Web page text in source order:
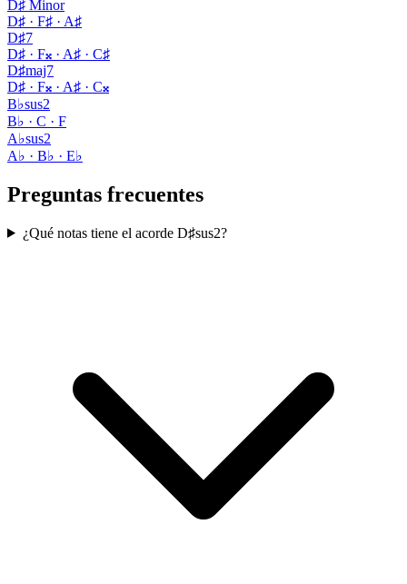
D♯ Minor
D♯ · F♯ · A♯
D♯7
D♯ · F𝄪 · A♯ · C♯
D♯maj7
D♯ · F𝄪 · A♯ · C𝄪
B♭sus2
B♭ · C · F
A♭sus2
A♭ · B♭ · E♭
Preguntas frecuentes
¿Qué notas tiene el acorde D♯sus2?